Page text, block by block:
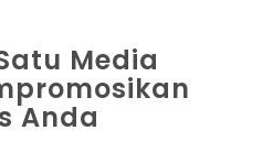
Media
Anda